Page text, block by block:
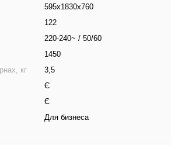
595х1830х760
122
220-240~ / 50/60
1450
кг
3,5
Є
Є
Для бизнеса